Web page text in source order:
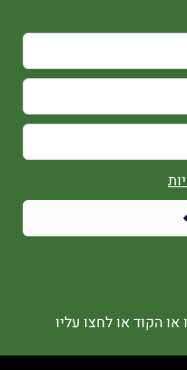
הקוד או לחצו עליו